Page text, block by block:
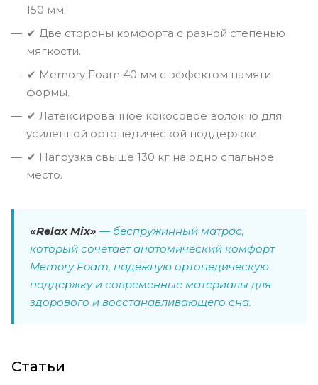
150 мм.
✔ Две стороны комфорта с разной степенью
мягкости.
✔ Memory Foam 40 мм с эффектом памяти
формы.
✔ Латексированное кокосовое волокно для
усиленной ортопедической поддержки.
✔ Нагрузка свыше 130 кг на одно спальное
место.
«Relax Mix» — беспружинный матрас,
который сочетает анатомический комфорт
Memory Foam, надёжную ортопедическую
поддержку и современные материалы для
здорового и восстанавливающего сна.
Статьи